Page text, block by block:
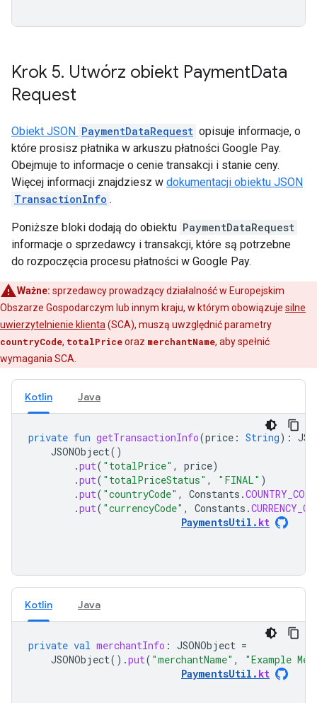
Krok 5. Utwórz obiekt PaymentData
Request
Obiekt JSON PaymentDataRequest opisuje informacje, o
które prosisz płatnika w arkuszu płatności Google Pay.
Obejmuje to informacje o cenie transakcji i stanie ceny.
Więcej informacji znajdziesz w dokumentacji obiektu JSON
TransactionInfo .
Poniższe bloki dodają do obiektu PaymentDataRequest
informacje o sprzedawcy i transakcji, które są potrzebne
do rozpoczęcia procesu płatności w Google Pay.
Ważne: sprzedawcy prowadzący działalność w Europejskim
Obszarze Gospodarczym lub innym kraju, w którym obowiązuje silne
uwierzytelnienie klienta (SCA), muszą uwzględnić parametry
countryCode, totalPriceoraz merchantName, aby spełnić
wymagania SCA.
Kotlin Java
private fun getTransactionInfo(price : String):
JSONObject()
.put( "totalPrice" , price)
.put( "totalPriceStatus" , "FINAL" )
.put( "countryCode" , Constants .COUNTRY_CODE
.put( "currencyCode" , Constants .
PaymentsUtil . kt
Kotlin Java
private val merchantInfo : JSONObject =
JSONObject().put( "merchantName" ,
"Example
PaymentsUtil . kt